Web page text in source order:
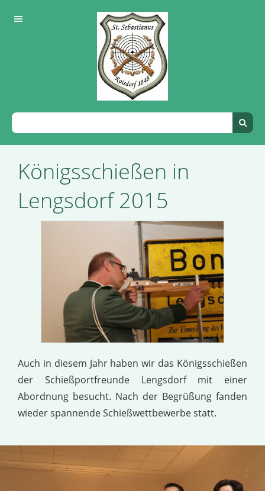
Königsschießen in
Lengsdorf 2015
Auch in diesem Jahr haben wir das Königsschießen
der Schießportfreunde Lengsdorf mit einer
Abordnung besucht. Nach der Begrüßung fanden
wieder spannende Schießwettbewerbe statt.